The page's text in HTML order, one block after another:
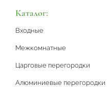
Каталог:
Входные
Межкомнатные
Царговые перегородки
Алюминиевые перегородки